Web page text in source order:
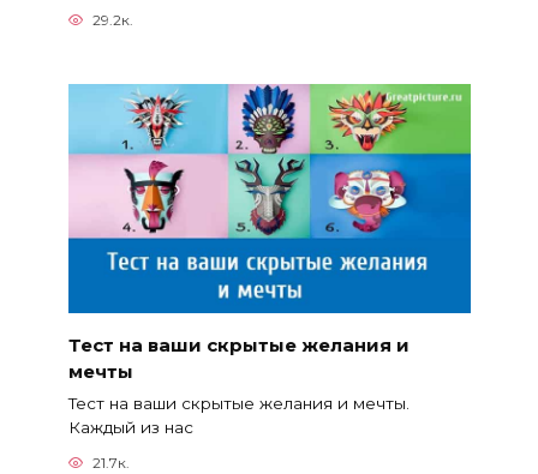
29.2к.
Тест на ваши скрытые желания и
мечты
Тест на ваши скрытые желания и мечты.
Каждый из нас
21.7к.